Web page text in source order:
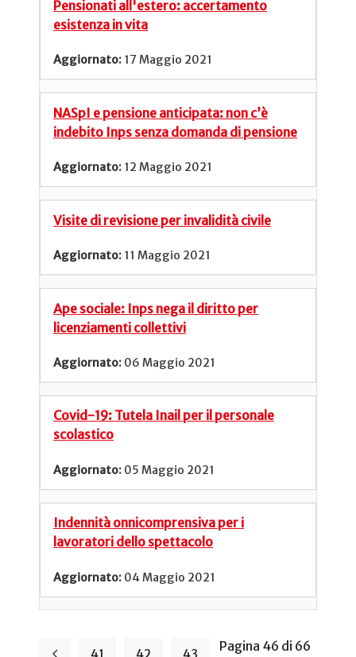
Pensionati all'estero: accertamento
esistenza in vita
17 Maggio 2021
NASpI e pensione anticipata: non c’è
indebito Inps senza domanda di pensione
12 Maggio 2021
Visite di revisione per invalidità civile
11 Maggio 2021
Ape sociale: Inps nega il diritto per
licenziamenti collettivi
06 Maggio 2021
Covid-19: Tutela Inail per il personale
scolastico
05 Maggio 2021
Indennità onnicomprensiva per i
lavoratori dello spettacolo
04 Maggio 2021
Pagina 46 di 66